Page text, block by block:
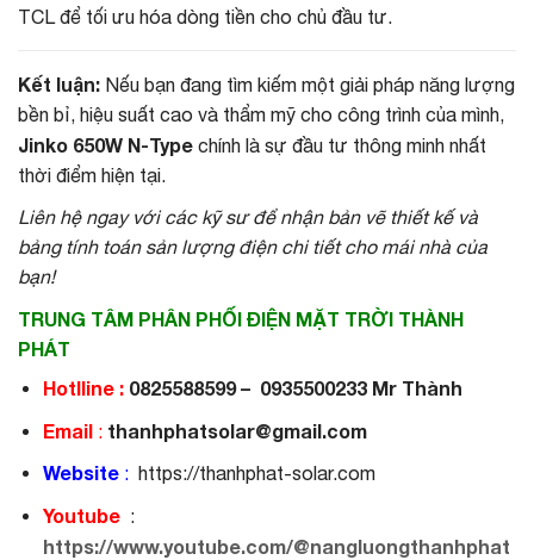
TCL để tối ưu hóa dòng tiền cho chủ đầu tư.
Kết luận: Nếu bạn đang tìm kiếm một giải pháp năng lượng
bền bỉ, hiệu suất cao và thẩm mỹ cho công trình của mình,
Jinko 650W N-Type chính là sự đầu tư thông minh nhất
thời điểm hiện tại.
Liên hệ ngay với các kỹ sư để nhận bản vẽ thiết kế và
bảng tính toán sản lượng điện chi tiết cho mái nhà của
bạn!
TRUNG TÂM PHÂN PHỐI ĐIỆN MẶT TRỜI THÀNH
PHÁT
Hotlline :0825588599 – 0935500233 Mr Thành
Email: thanhphatsolar@gmail.com
Website: https://thanhphat-solar.com
Youtube :
https://www.youtube.com/@nangluongthanhphat